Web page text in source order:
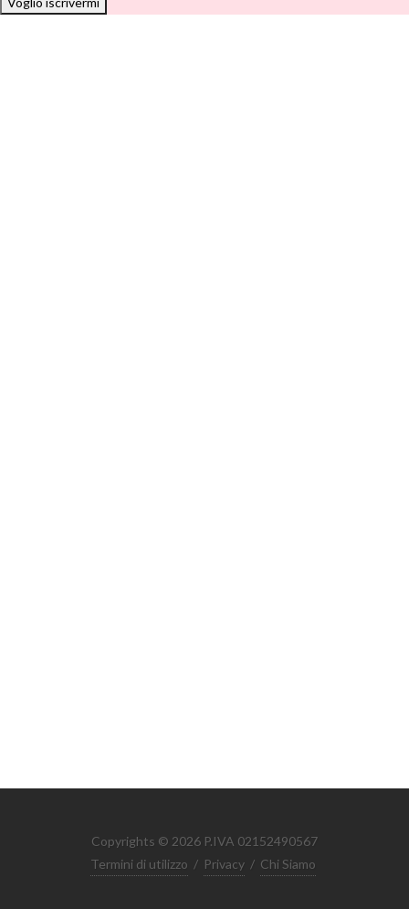
Copyrights © 2026 P.IVA 02152490567
Termini di utilizzo / Privacy / Chi Siamo